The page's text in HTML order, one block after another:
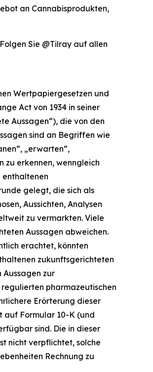
an Cannabisprodukten,
Sie @Tilray auf allen
Wertpapiergesetzen und
Act von 1934 in seiner
Aussagen“), die von den
sind an Begriffen wie
„erwarten“,
zu erkennen, wenngleich
gelegt, die sich als
Aussichten, Analysen
zu vermarkten. Viele
Aussagen abweichen.
erachtet, könnten
zukunftsgerichteten
zur
pharmazeutischen
Erörterung dieser
auf Formular 10-K (und
sind. Die in dieser
nicht verpflichtet, solche
Rechnung zu